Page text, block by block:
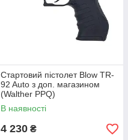
Стартовий пістолет Blow TR-
92 Auto з доп. магазином
(Walther PPQ)
В наявності
4 230 ₴